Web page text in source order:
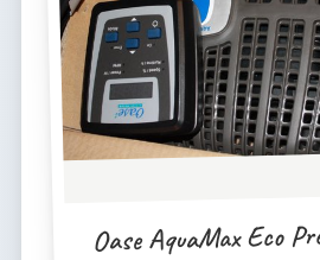
Oase AquaMax Eco